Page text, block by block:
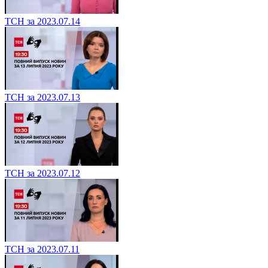
ТСН за 2023.07.14
ТСН за 2023.07.13
ТСН за 2023.07.12
ТСН за 2023.07.11